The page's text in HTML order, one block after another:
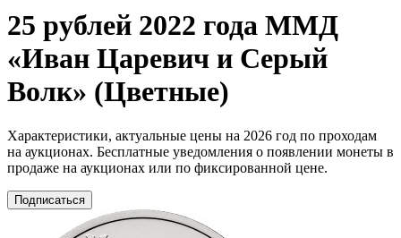
25 рублей 2022 года ММД
«Иван Царевич и Серый
Волк» (Цветные)
Характеристики, актуальные цены на 2026 год по проходам
на аукционах. Бесплатные уведомления о появлении монеты в
продаже на аукционах или по фиксированной цене.
Подписаться